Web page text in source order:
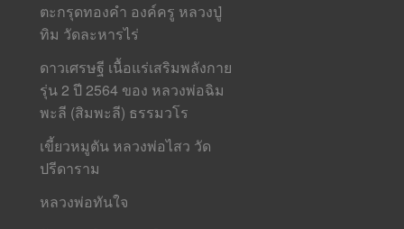
ตะกรุดทองคำ องค์ครู หลวงปู่
ทิม วัดละหารไร่
ดาวเศรษฐี เนื้อแร่เสริมพลังกาย
รุ่น 2 ปี 2564 ของ หลวงพ่อฉิม
พะลี (สิมพะลี) ธรรมวโร
เขี้ยวหมูตัน หลวงพ่อไสว วัด
ปรีดาราม
หลวงพ่อทันใจ